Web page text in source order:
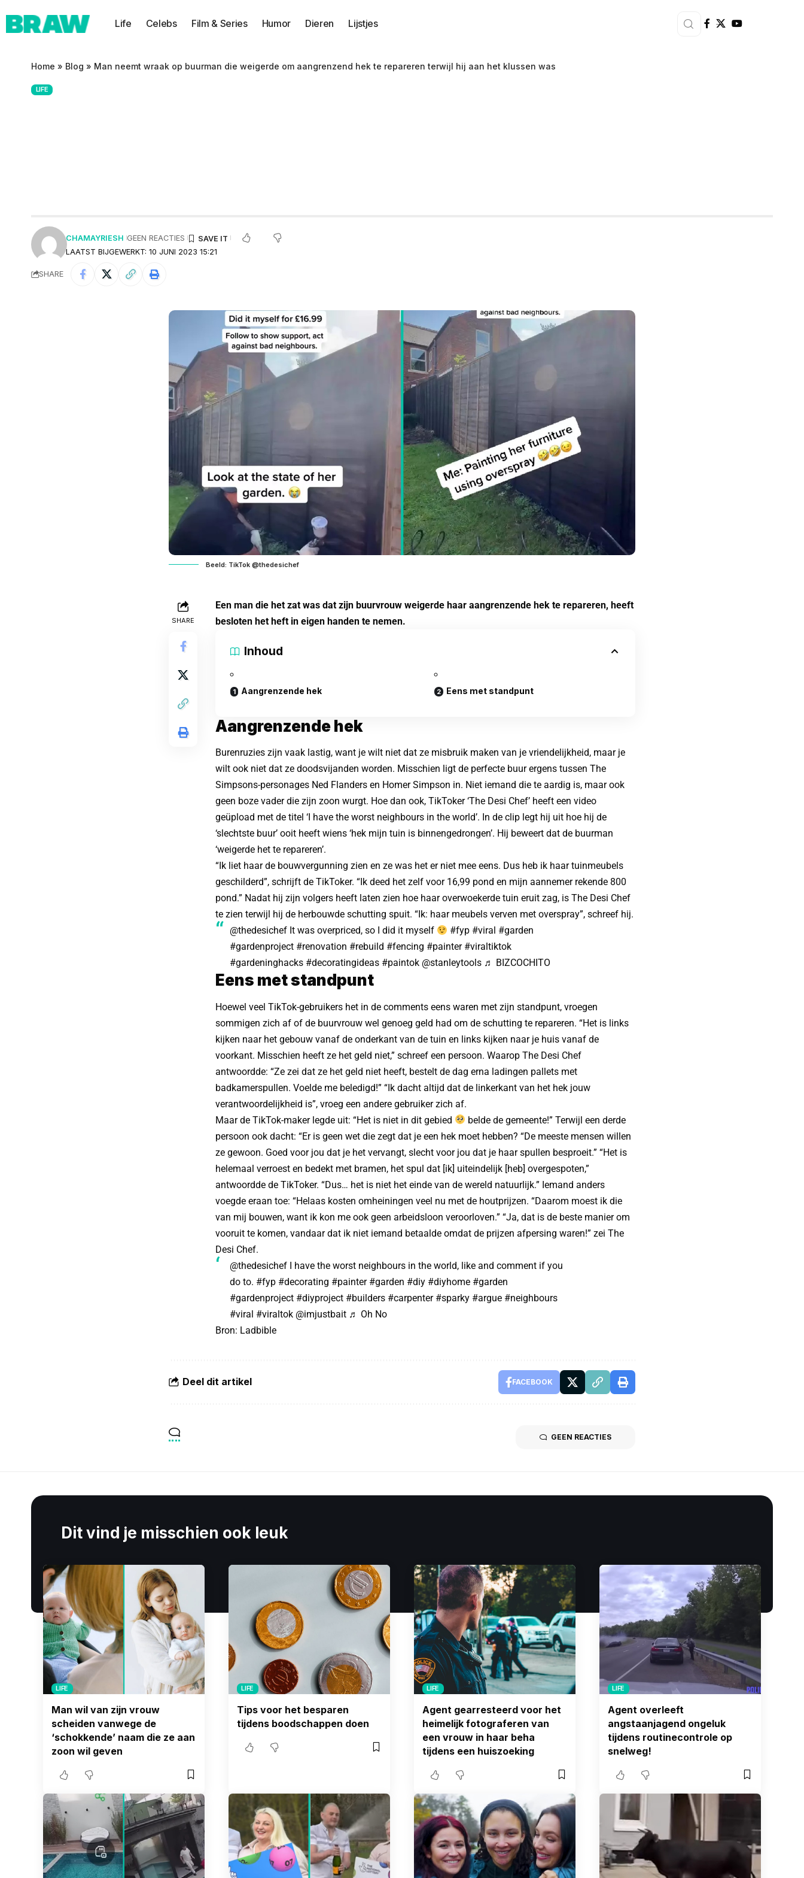
Life Celebs Film & Series Humor Dieren Lijstjes
Home » Blog » Man neemt wraak op buurman die weigerde om aangrenzend hek te repareren terwijl hij aan het klussen was
LIFE
LAATST BIJGEWERKT: 10 JUNI 2023 15:21
CHAMAYRIESH GEEN REACTIES
SHARE
Beeld: TikTok @thedesichef
SHARE
Een man die het zat was dat zijn buurvrouw weigerde haar aangrenzende hek te repareren, heeft
besloten het heft in eigen handen te nemen.
Inhoud
Aangrenzende hek Eens met standpunt
Aangrenzende hek
Burenruzies zijn vaak lastig, want je wilt niet dat ze misbruik maken van je vriendelijkheid, maar je
wilt ook niet dat ze doodsvijanden worden. Misschien ligt de perfecte buur ergens tussen The
Simpsons-personages Ned Flanders en Homer Simpson in. Niet iemand die te aardig is, maar ook
geen boze vader die zijn zoon wurgt. Hoe dan ook, TikToker ‘The Desi Chef’ heeft een video
geüpload met de titel ‘I have the worst neighbours in the world’. In de clip legt hij uit hoe hij de
‘slechtste buur’ ooit heeft wiens ‘hek mijn tuin is binnengedrongen’. Hij beweert dat de buurman
‘weigerde het te repareren’.
“Ik liet haar de bouwvergunning zien en ze was het er niet mee eens. Dus heb ik haar tuinmeubels
geschilderd”, schrijft de TikToker. “Ik deed het zelf voor 16,99 pond en mijn aannemer rekende 800
pond.” Nadat hij zijn volgers heeft laten zien hoe haar overwoekerde tuin eruit zag, is The Desi Chef
te zien terwijl hij de herbouwde schutting spuit. “Ik: haar meubels verven met overspray”, schreef hij.
@thedesichef It was overpriced, so I did it myself #fyp #viral #garden
#gardenproject #renovation #rebuild #fencing #painter #viraltiktok
#gardeninghacks #decoratingideas #paintok @stanleytools ♬ BIZCOCHITO
Eens met standpunt
Hoewel veel TikTok-gebruikers het in de comments eens waren met zijn standpunt, vroegen
sommigen zich af of de buurvrouw wel genoeg geld had om de schutting te repareren. “Het is links
kijken naar het gebouw vanaf de onderkant van de tuin en links kijken naar je huis vanaf de
voorkant. Misschien heeft ze het geld niet,” schreef een persoon. Waarop The Desi Chef
antwoordde: “Ze zei dat ze het geld niet heeft, bestelt de dag erna ladingen pallets met
badkamerspullen. Voelde me beledigd!” “Ik dacht altijd dat de linkerkant van het hek jouw
verantwoordelijkheid is”, vroeg een andere gebruiker zich af.
Maar de TikTok-maker legde uit: “Het is niet in dit gebied
belde de gemeente!” Terwijl een derde
persoon ook dacht: “Er is geen wet die zegt dat je een hek moet hebben? “De meeste mensen willen
ze gewoon. Goed voor jou dat je het vervangt, slecht voor jou dat je haar spullen besproeit.” “Het is
helemaal verroest en bedekt met bramen, het spul dat [ik] uiteindelijk [heb] overgespoten,”
antwoordde de TikToker. “Dus… het is niet het einde van de wereld natuurlijk.” Iemand anders
voegde eraan toe: “Helaas kosten omheiningen veel nu met de houtprijzen. “Daarom moest ik die
van mij bouwen, want ik kon me ook geen arbeidsloon veroorloven.” “Ja, dat is de beste manier om
vooruit te komen, vandaar dat ik niet iemand betaalde omdat de prijzen afpersing waren!” zei The
Desi Chef.
@thedesichef I have the worst neighbours in the world, like and comment if you
do to. #fyp #decorating #painter #garden #diy #diyhome #garden
#gardenproject #diyproject #builders #carpenter #sparky #argue #neighbours
#viral #viraltok @imjustbait ♬ Oh No
Bron: Ladbible
Deel dit artikel FACEBOOK
GEEN REACTIES
Dit vind je misschien ook leuk
LIFE
Man wil van zijn vrouw
scheiden vanwege de
‘schokkende’ naam die ze aan
zoon wil geven
LIFE
Tips voor het besparen
tijdens boodschappen doen
LIFE
Agent gearresteerd voor het
heimelijk fotograferen van
een vrouw in haar beha
tijdens een huiszoeking
LIFE
Agent overleeft
angstaanjagend ongeluk
tijdens routinecontrole op
snelweg!